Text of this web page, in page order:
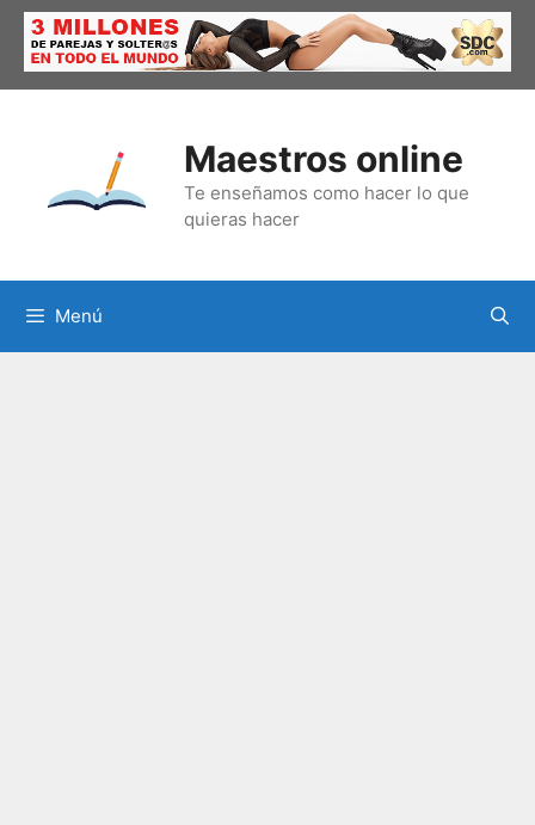
Saltar
contenido
Maestros online
Te enseñamos como hacer lo que
quieras hacer
Menú